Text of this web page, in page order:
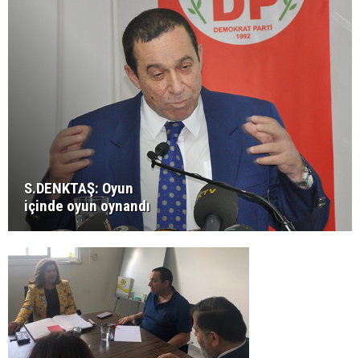
S.DENKTAŞ: Oyun
içinde oyun oynandı